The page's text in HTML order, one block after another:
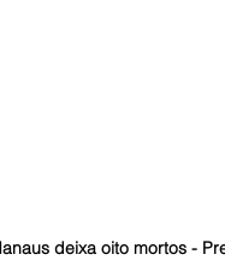
deixa oito mortos -